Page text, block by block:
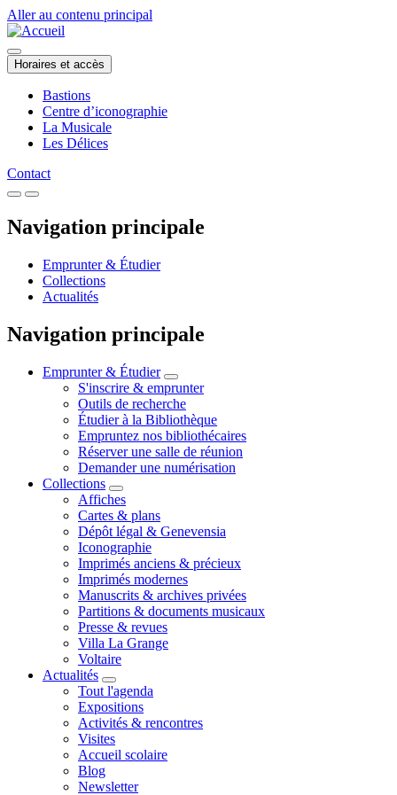
Aller au contenu principal
Horaires et accès
Bastions
Centre d’iconographie
La Musicale
Les Délices
Contact
Navigation principale
Emprunter & Étudier
Collections
Actualités
Navigation principale
Emprunter & Étudier
S'inscrire & emprunter
Outils de recherche
Étudier à la Bibliothèque
Empruntez nos bibliothécaires
Réserver une salle de réunion
Demander une numérisation
Collections
Affiches
Cartes & plans
Dépôt légal & Genevensia
Iconographie
Imprimés anciens & précieux
Imprimés modernes
Manuscrits & archives privées
Partitions & documents musicaux
Presse & revues
Villa La Grange
Voltaire
Actualités
Tout l'agenda
Expositions
Activités & rencontres
Visites
Accueil scolaire
Blog
Newsletter